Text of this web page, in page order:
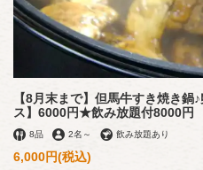
【8月末まで】但馬牛すき焼き
ス】6000円★飲み放題付8000円
8品 2名 ～ 飲み放題あり
6,000円(税込)